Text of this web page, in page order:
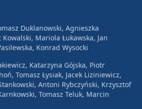
Duklanowski, Agnieszka
Kowalski, Mariola Łukawska, Jan
Konrad Wysocki
Katarzyna Gójska, Piotr
Tomasz Łysiak, Jacek Liziniewicz,
Antoni Rybczyński, Krzysztof
Tomasz Teluk, Marcin